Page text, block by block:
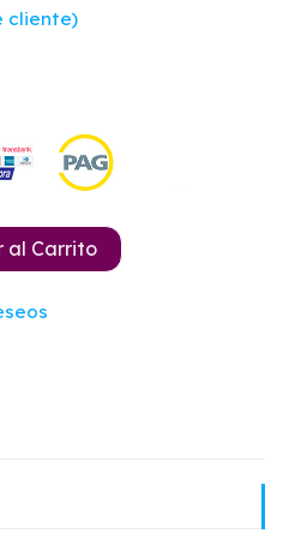
cliente)
al Carrito